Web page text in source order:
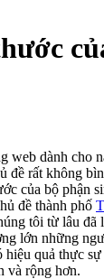
web dành cho
đề rất không
của bộ phận
đề thành phố
tôi từ lâu đã
lớn những
hiệu quả thực
và rộng hơn.